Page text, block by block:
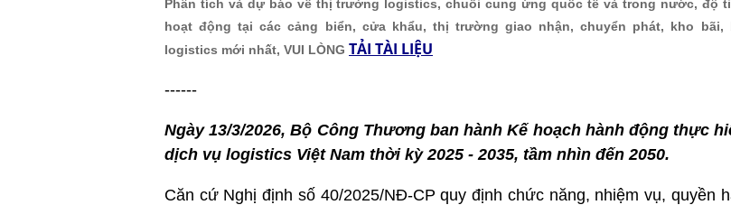
Phân tích và dự báo về thị trường logistics, chuỗi cung ứng quốc tế và trong nước, độ
hoạt động tại các cảng biển, cửa khẩu, thị trường giao nhận, chuyển phát, kho bãi,
logistics mới nhất, VUI LÒNG TẢI TÀI LIỆU
------
Ngày 13/3/2026, Bộ Công Thương ban hành Kế hoạch hành động thực
dịch vụ logistics Việt Nam thời kỳ 2025 - 2035, tầm nhìn đến 2050.​
Căn cứ Nghị định số 40/2025/NĐ-CP quy định chức năng, nhiệm vụ, quyền